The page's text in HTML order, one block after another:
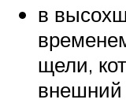
в
щели,